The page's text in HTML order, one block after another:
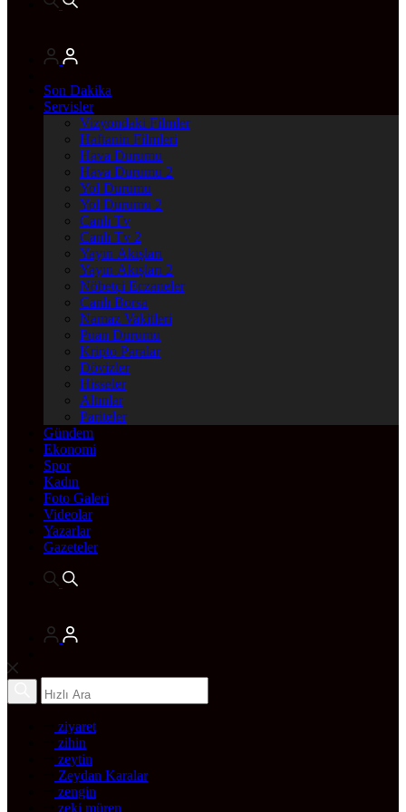
Son Dakika
Servisler
Vizyondaki Filmler
Haftanin Filmleri
Hava Durumu
Hava Durumu 2
Yol Durumu
Yol Durumu 2
Canlı Tv
Canlı Tv 2
Yayın Akışları
Yayın Akışları 2
Nöbetçi Eczaneler
Canlı Borsa
Namaz Vakitleri
Puan Durumu
Kripto Paralar
Dövizler
Hisseler
Altınlar
Pariteler
Gündem
Ekonomi
Spor
Kadın
Foto Galeri
Videolar
Yazarlar
Gazeteler
ziyaret
zihin
zeytin
Zeydan Karalar
zengin
zeki müren